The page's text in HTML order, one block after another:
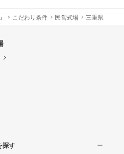
こだわり条件 民営式場 三重県
探す